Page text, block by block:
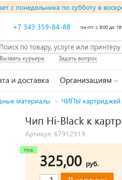
с понедельника по субботу в
+7 343 359-84-88 пн-пт: с 9:00 до
Вызвать курьера Задать вопрос
и доставка Организациям
материалы > ЧИПЫ картриджей
Чип Hi-Black к
Артикул: 67912919
325,00 руб.